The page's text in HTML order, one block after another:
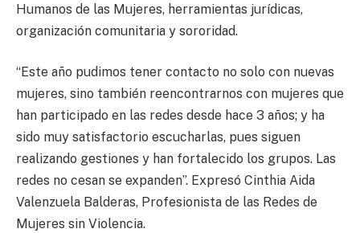
Humanos de las Mujeres, herramientas jurídicas,
organización comunitaria y sororidad.
“Este año pudimos tener contacto no solo con nuevas
mujeres, sino también reencontrarnos con mujeres que
han participado en las redes desde hace 3 años; y ha
sido muy satisfactorio escucharlas, pues siguen
realizando gestiones y han fortalecido los grupos. Las
redes no cesan se expanden”. Expresó Cinthia Aida
Valenzuela Balderas, Profesionista de las Redes de
Mujeres sin Violencia.